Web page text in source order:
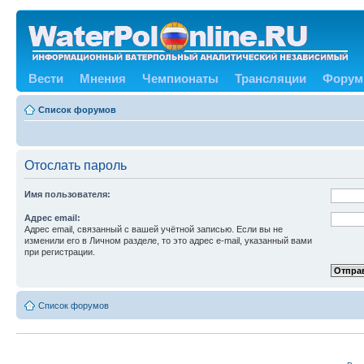
Вести Мнения Чемпионаты Трансляции Форум
Список форумов
Отослать пароль
Имя пользователя:
Адрес email:
Адрес email, связанный с вашей учётной записью. Если вы не
изменили его в Личном разделе, то это адрес e-mail, указанный вами
при регистрации.
Список форумов